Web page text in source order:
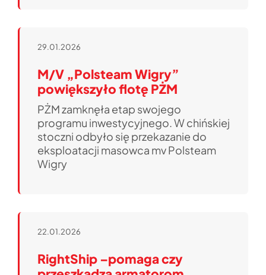
29.01.2026
M/V „Polsteam Wigry”
powiększyło flotę PŻM
PŻM zamknęła etap swojego
programu inwestycyjnego. W chińskiej
stoczni odbyło się przekazanie do
eksploatacji masowca mv Polsteam
Wigry
22.01.2026
RightShip –pomaga czy